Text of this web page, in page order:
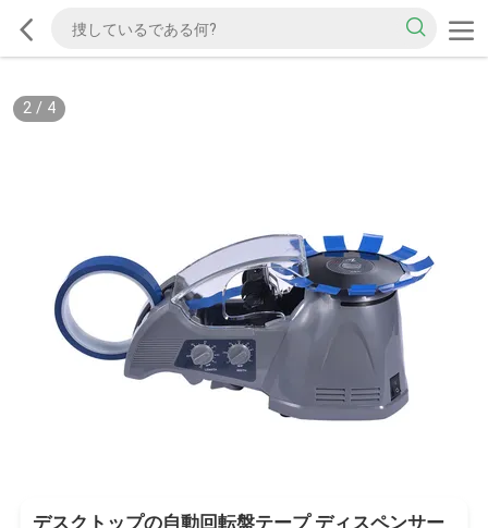
2/ 4
デスクトップの自動回転盤テープ ディスペンサー